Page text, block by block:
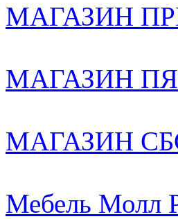
МАГАЗИН
МАГАЗИН
МАГАЗИН
Мебель Молл